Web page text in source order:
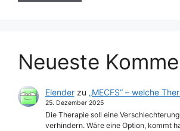
Neueste
Elenderzu „MECFS“ – welche
25. Dezember 2025
Die Therapie soll eine
verhindern. Wäre eine Option, kommt